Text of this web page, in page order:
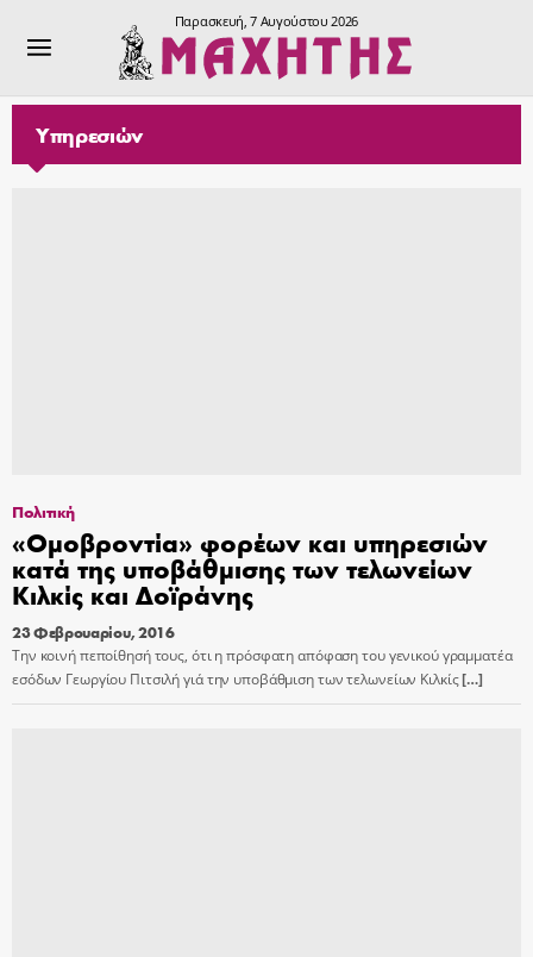
Παρασκευή, 7 Αυγούστου 2026
Υπηρεσιών
Πολιτική
«Oμοβροντία» φορέων και υπηρεσιών
κατά της υποβάθμισης των τελωνείων
Κιλκίς και Δοϊράνης
23 Φεβρουαρίου, 2016
Την κοινή πεποίθησή τους, ότι η πρόσφατη απόφαση του γενικού γραμματέα
εσόδων Γεωργίου Πιτσιλή γιά την υποβάθμιση των τελωνείων Κιλκίς[…]